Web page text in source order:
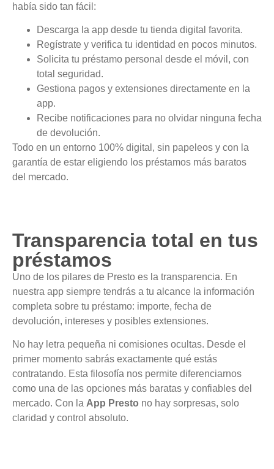
había sido tan fácil:
Descarga la app desde tu tienda digital favorita.
Regístrate y verifica tu identidad en pocos minutos.
Solicita tu préstamo personal desde el móvil, con
total seguridad.
Gestiona pagos y extensiones directamente en la
app.
Recibe notificaciones para no olvidar ninguna fecha
de devolución.
Todo en un entorno 100% digital, sin papeleos y con la
garantía de estar eligiendo los préstamos más baratos
del mercado.
Transparencia total en tus
préstamos
Uno de los pilares de Presto es la transparencia. En
nuestra app siempre tendrás a tu alcance la información
completa sobre tu préstamo: importe, fecha de
devolución, intereses y posibles extensiones.
No hay letra pequeña ni comisiones ocultas. Desde el
primer momento sabrás exactamente qué estás
contratando. Esta filosofía nos permite diferenciarnos
como una de las opciones más baratas y confiables del
mercado. Con la App Presto no hay sorpresas, solo
claridad y control absoluto.